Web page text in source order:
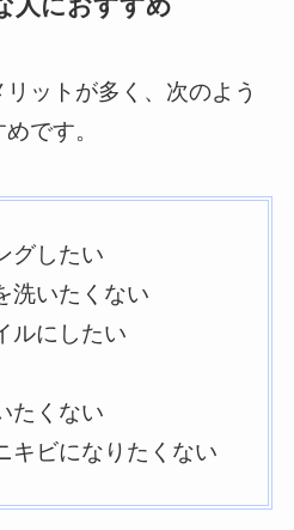
ットが多く、次のよう
です。
グしたい
洗いたくない
ルにしたい
たくない
キビになりたくない